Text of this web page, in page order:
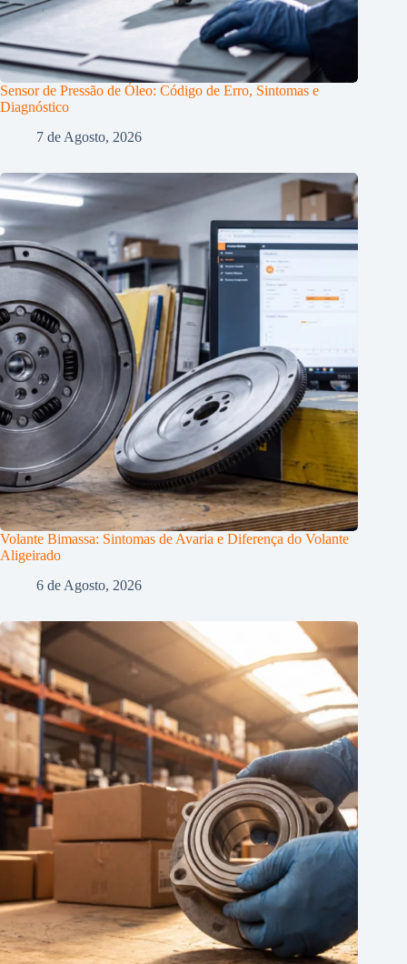
Sensor de Pressão de Óleo: Código de Erro, Sintomas e
Diagnóstico
7 de Agosto, 2026
Volante Bimassa: Sintomas de Avaria e Diferença do Volante
Aligeirado
6 de Agosto, 2026